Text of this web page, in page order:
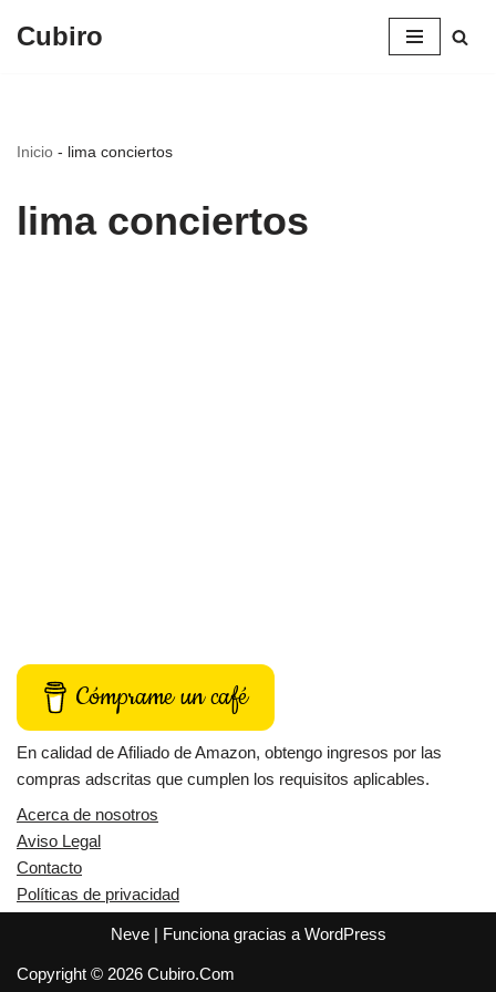
Cubiro
Inicio - lima conciertos
lima conciertos
Cómprame un café
En calidad de Afiliado de Amazon, obtengo ingresos por las
compras adscritas que cumplen los requisitos aplicables.
Acerca de nosotros
Aviso Legal
Contacto
Políticas de privacidad
Neve| Funciona gracias a WordPress
Copyright © 2026 Cubiro.Com